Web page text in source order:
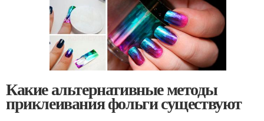
Какие альтернативные методы
приклеивания фольги существуют